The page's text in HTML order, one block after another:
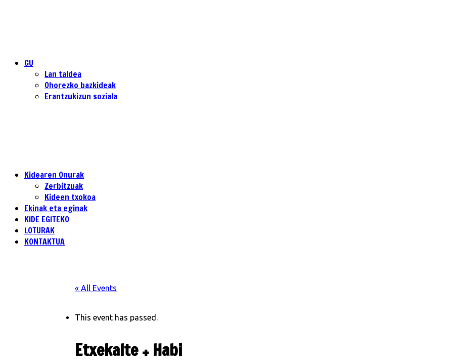
GU
Lan taldea
Ohorezko bazkideak
Erantzukizun soziala
Kidearen Onurak
Zerbitzuak
Kideen txokoa
Ekinak eta eginak
KIDE EGITEKO
LOTURAK
KONTAKTUA
« All Events
This event has passed.
Etxekalte + Habi